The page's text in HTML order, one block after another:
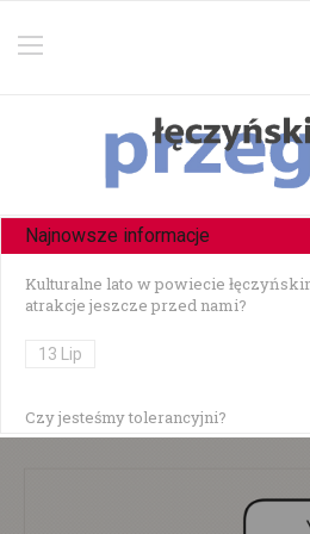
Najnowsze informacje
Kulturalne lato w powiecie
atrakcje jeszcze przed nami?
13 Lip
Czy jesteśmy tolerancyjni?
Czołowe zderzenie w Zezulinie